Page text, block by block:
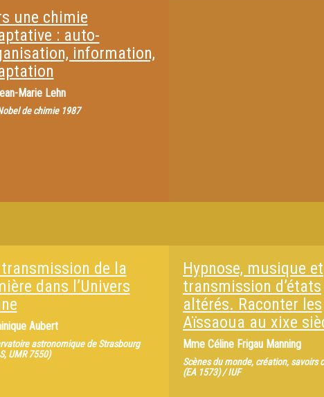
une chimie
: auto-
information,
Marie Lehn
de chimie 1987
de la
dans l’Univers
Aubert
astronomique de Strasbourg
UMR 7550)
Hypnose, musique et
transmission d’états
altérés. Raconter les
Aïssaoua au xixe
Mme Céline Frigau Manning
Scènes du monde, création, savoirs
(EA 1573) / IUF